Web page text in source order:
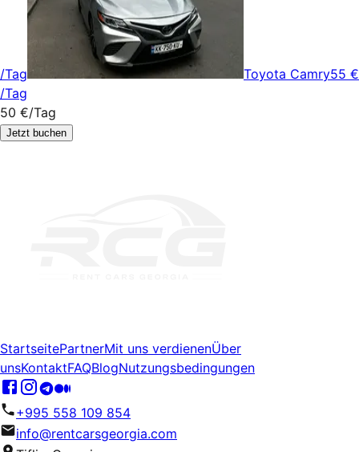
/Tag Toyota Camry55 €
/Tag
50 €/Tag
Jetzt buchen
StartseitePartnerMit uns verdienenÜber
unsKontaktFAQBlogNutzungsbedingungen
+995 558 109 854
info@rentcarsgeorgia.com